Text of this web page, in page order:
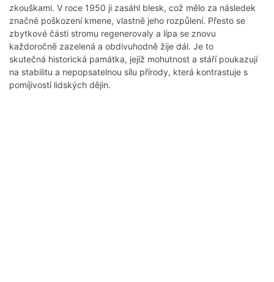
zkouškami. V roce 1950 ji zasáhl blesk, což mělo za následek
značné poškození kmene, vlastně jeho rozpůlení. Přesto se
zbytkové části stromu regenerovaly a lípa se znovu
každoročně zazelená a obdivuhodně žije dál. Je to
skutečná historická památka, jejíž mohutnost a stáří poukazují
na stabilitu a nepopsatelnou sílu přírody, která kontrastuje s
pomíjivostí lidských dějin.